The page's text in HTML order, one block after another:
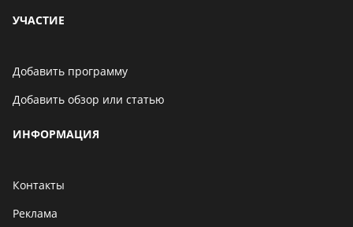
УЧАСТИЕ
Добавить программу
Добавить обзор или статью
ИНФОРМАЦИЯ
Контакты
Реклама